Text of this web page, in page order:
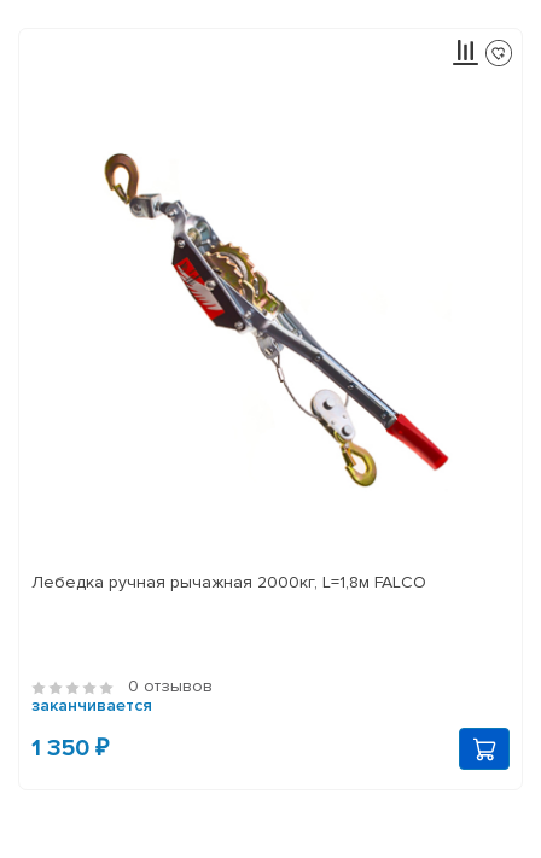
Лебедка ручная рычажная 2000кг, L=1,8м FALCO
0 отзывов
заканчивается
1 350 ₽